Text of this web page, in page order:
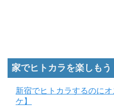
家でヒトカラを楽しもう
新宿でヒトカラするのに
ケ】